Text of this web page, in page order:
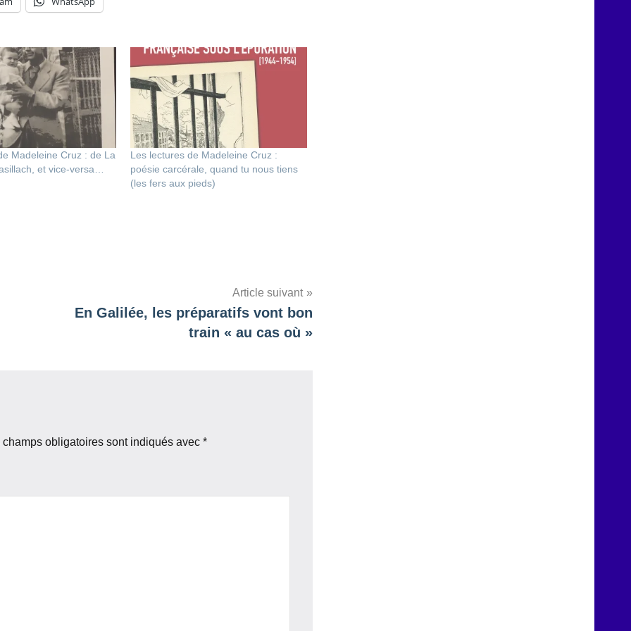
Madeleine Cruz : de La
et vice-versa…
Les lectures de Madeleine Cruz :
poésie carcérale, quand tu nous tiens
(les fers aux pieds)
Article suivant
En Galilée, les préparatifs vont bon
train « au cas où »
champs obligatoires sont indiqués avec *